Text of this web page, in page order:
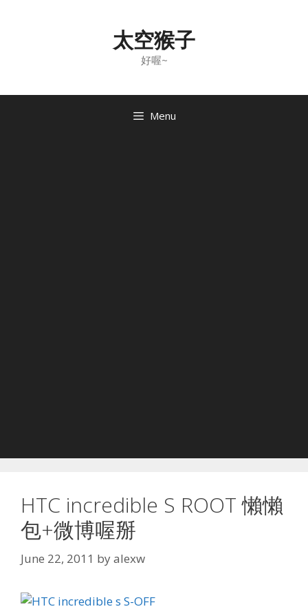
太空猴子
好喔~
Menu
HTC incredible S ROOT 懶懶
包+微博喔掰
June 22, 2011 byalexw